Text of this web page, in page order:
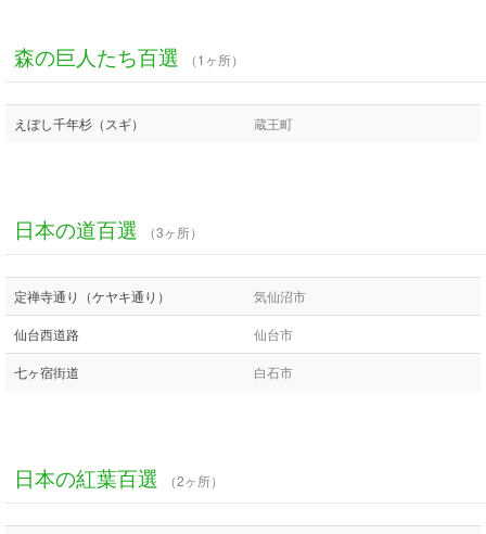
森の巨人たち百選 （1ヶ所）
えぼし千年杉（スギ） 蔵王町
日本の道百選 （3ヶ所）
定禅寺通り（ケヤキ通り） 気仙沼市
仙台西道路 仙台市
七ヶ宿街道 白石市
日本の紅葉百選 （2ヶ所）